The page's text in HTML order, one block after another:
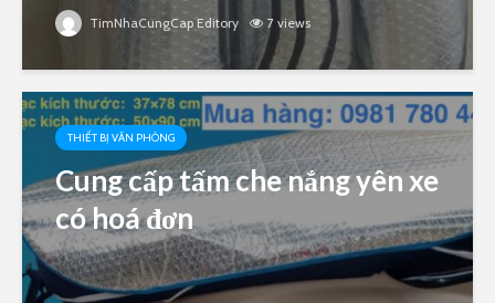
TimNhaCungCap Editory 7 views
THIẾT BỊ VĂN PHÒNG
Cung cấp tấm che nắng yên xe
có hoá đơn